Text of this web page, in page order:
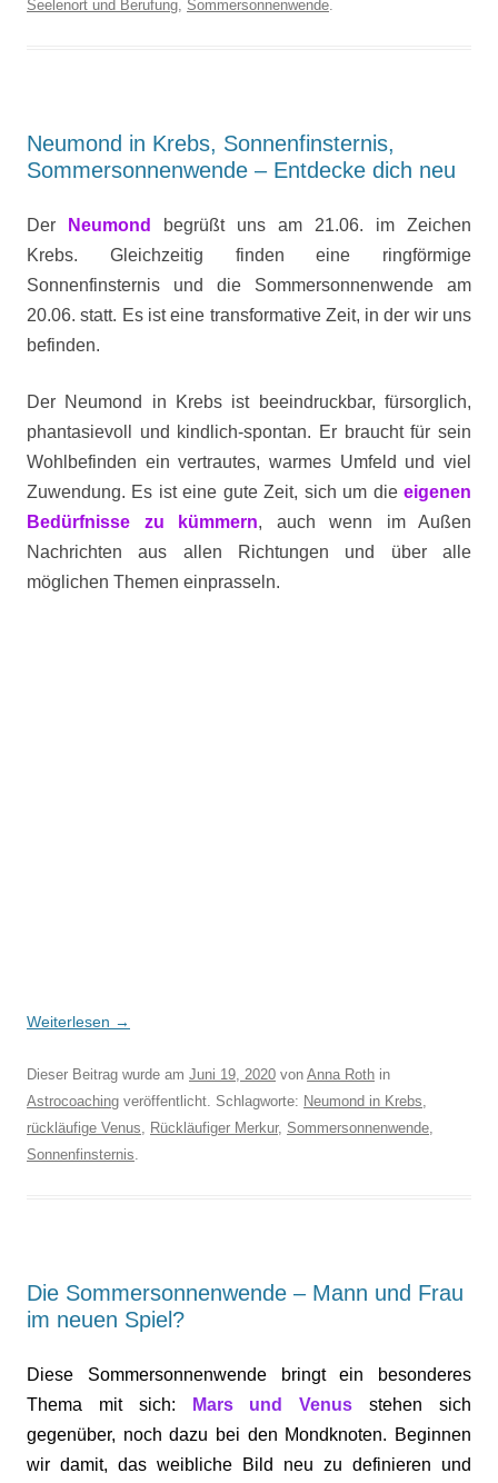
Seelenort und Berufung, Sommersonnenwende.
Neumond in Krebs, Sonnenfinsternis,
Sommersonnenwende – Entdecke dich neu
Der Neumond
begrüßt uns am 21.06. im Zeichen
Krebs. Gleichzeitig finden eine ringförmige
Sonnenfinsternis und die Sommersonnenwende am
20.06. statt. Es ist eine transformative Zeit, in der wir uns
befinden.
Der Neumond in Krebs ist beeindruckbar, fürsorglich,
phantasievoll und kindlich-spontan. Er braucht für sein
Wohlbefinden ein vertrautes, warmes Umfeld und viel
Zuwendung. Es ist eine gute Zeit, sich um die eigenen
Bedürfnisse zu kümmern, auch wenn im Außen
Nachrichten aus allen Richtungen und über alle
möglichen Themen einprasseln.
Weiterlesen →
Dieser Beitrag wurde am Juni 19, 2020 von Anna Roth in
Astrocoaching veröffentlicht. Schlagworte: Neumond in Krebs,
rückläufige Venus, Rückläufiger Merkur, Sommersonnenwende,
Sonnenfinsternis.
Die Sommersonnenwende – Mann und Frau
im neuen Spiel?
Diese Sommersonnenwende bringt ein besonderes
Thema mit sich:
Mars und Venus
stehen sich
gegenüber, noch dazu bei den Mondknoten. Beginnen
wir damit, das weibliche Bild neu zu definieren und